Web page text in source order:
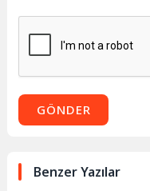
GÖNDER
Benzer Yazılar